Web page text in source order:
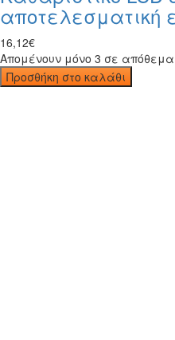
αποτελεσματική
16,12€
Απομένουν μόνο 3 σε απόθεμα
Προσθήκη στο καλάθι